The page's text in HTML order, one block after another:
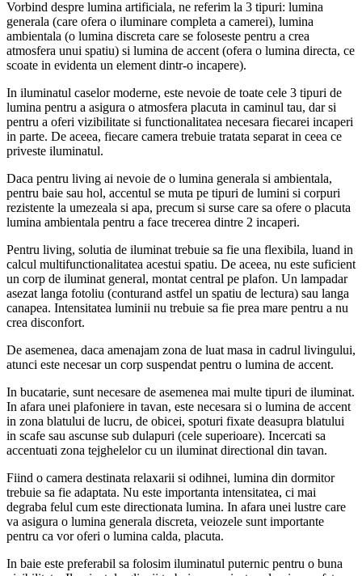
Vorbind despre lumina artificiala, ne referim la 3 tipuri: lumina
generala (care ofera o iluminare completa a camerei), lumina
ambientala (o lumina discreta care se foloseste pentru a crea
atmosfera unui spatiu) si lumina de accent (ofera o lumina directa, ce
scoate in evidenta un element dintr-o incapere).
In iluminatul caselor moderne, este nevoie de toate cele 3 tipuri de
lumina pentru a asigura o atmosfera placuta in caminul tau, dar si
pentru a oferi vizibilitate si functionalitatea necesara fiecarei incaperi
in parte. De aceea, fiecare camera trebuie tratata separat in ceea ce
priveste iluminatul.
Daca pentru living ai nevoie de o lumina generala si ambientala,
pentru baie sau hol, accentul se muta pe tipuri de lumini si corpuri
rezistente la umezeala si apa, precum si surse care sa ofere o placuta
lumina ambientala pentru a face trecerea dintre 2 incaperi.
Pentru living, solutia de iluminat trebuie sa fie una flexibila, luand in
calcul multifunctionalitatea acestui spatiu. De aceea, nu este suficient
un corp de iluminat general, montat central pe plafon. Un lampadar
asezat langa fotoliu (conturand astfel un spatiu de lectura) sau langa
canapea. Intensitatea luminii nu trebuie sa fie prea mare pentru a nu
crea disconfort.
De asemenea, daca amenajam zona de luat masa in cadrul livingului,
atunci este necesar un corp suspendat pentru o lumina de accent.
In bucatarie, sunt necesare de asemenea mai multe tipuri de iluminat.
In afara unei plafoniere in tavan, este necesara si o lumina de accent
in zona blatului de lucru, de obicei, spoturi fixate deasupra blatului
in scafe sau ascunse sub dulapuri (cele superioare). Incercati sa
accentuati zona tejghelelor cu un iluminat directional din tavan.
Fiind o camera destinata relaxarii si odihnei, lumina din dormitor
trebuie sa fie adaptata. Nu este importanta intensitatea, ci mai
degraba felul cum este directionata lumina. In afara unei lustre care
va asigura o lumina generala discreta, veiozele sunt importante
pentru ca vor oferi o lumina calda, placuta.
In baie este preferabil sa folosim iluminatul puternic pentru o buna